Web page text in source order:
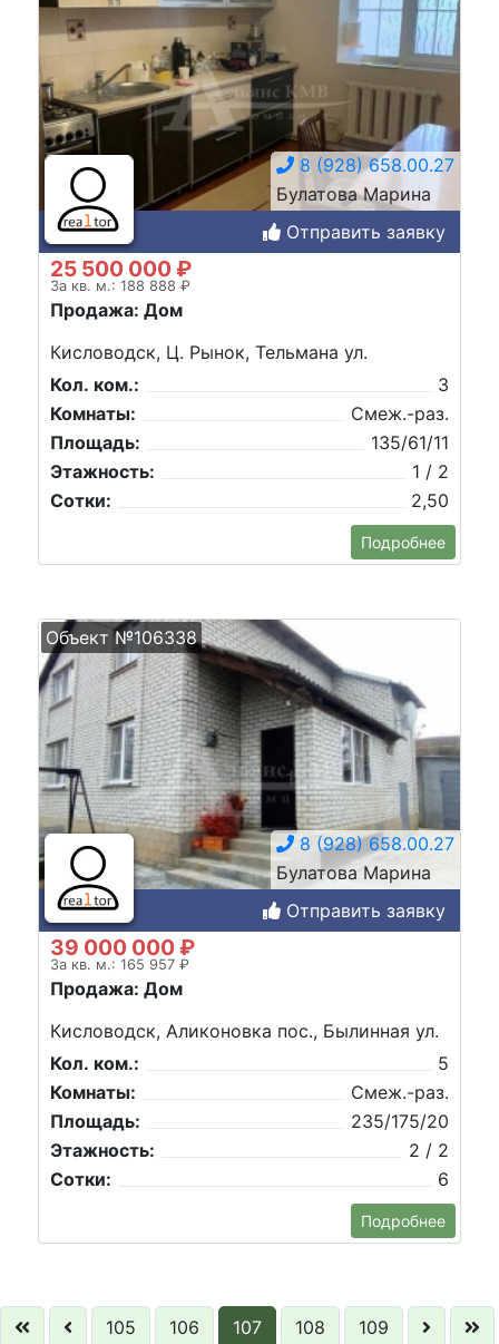
8 (928) 658.00.27
Булатова Марина
Отправить заявку
25 500 000 ₽
За кв. м.: 188 888 ₽
Продажа: Дом
Кисловодск, Ц. Рынок, Тельмана ул.
Кол. ком.:
3
Комнаты:
Смеж.-раз.
Площадь:
135/61/11
Этажность:
1 / 2
Сотки:
2,50
Подробнее
Объект №106338
8 (928) 658.00.27
Булатова Марина
Отправить заявку
39 000 000 ₽
За кв. м.: 165 957 ₽
Продажа: Дом
Кисловодск, Аликоновка пос., Былинная ул.
Кол. ком.:
5
Комнаты:
Смеж.-раз.
Площадь:
235/175/20
Этажность:
2 / 2
Сотки:
6
Подробнее
105 106 107 108 109